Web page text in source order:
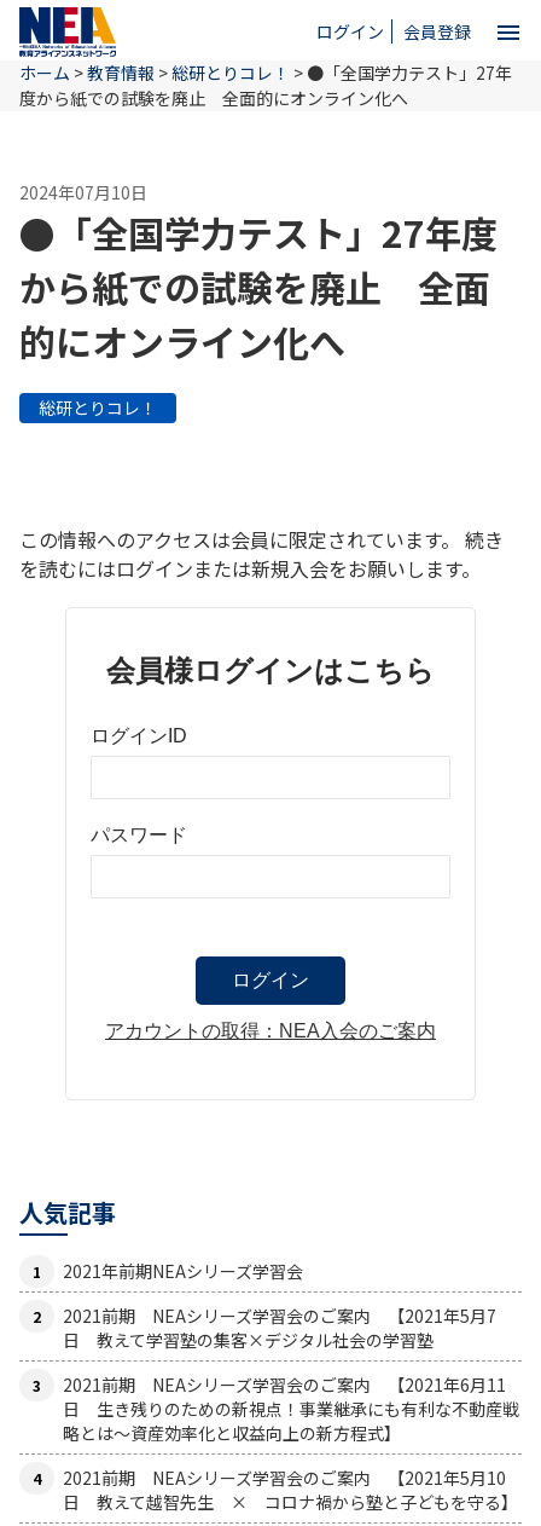
ログイン 会員登録 menu
ホーム
NEAとは
教育情報
お問い合わせ
ホーム >教育情報 >総研とりコレ！ > ●「全国学力テスト」27年
度から紙での試験を廃止 全面的にオンライン化へ
2024年07月10日
●「全国学力テスト」27年度
から紙での試験を廃止 全面
的にオンライン化へ
総研とりコレ！
この情報へのアクセスは会員に限定されています。 続き
を読むにはログインまたは新規入会をお願いします。
会員様ログインはこちら
ログインID
パスワード
アカウントの取得：NEA入会のご案内
人気記事
2021年前期NEAシリーズ学習会
2021前期 NEAシリーズ学習会のご案内 【2021年5月7
日 教えて学習塾の集客×デジタル社会の学習塾
2021前期 NEAシリーズ学習会のご案内 【2021年6月11
日 生き残りのための新視点！事業継承にも有利な不動産戦
略とは〜資産効率化と収益向上の新方程式】
2021前期 NEAシリーズ学習会のご案内 【2021年5月10
日 教えて越智先生 × コロナ禍から塾と子どもを守る】